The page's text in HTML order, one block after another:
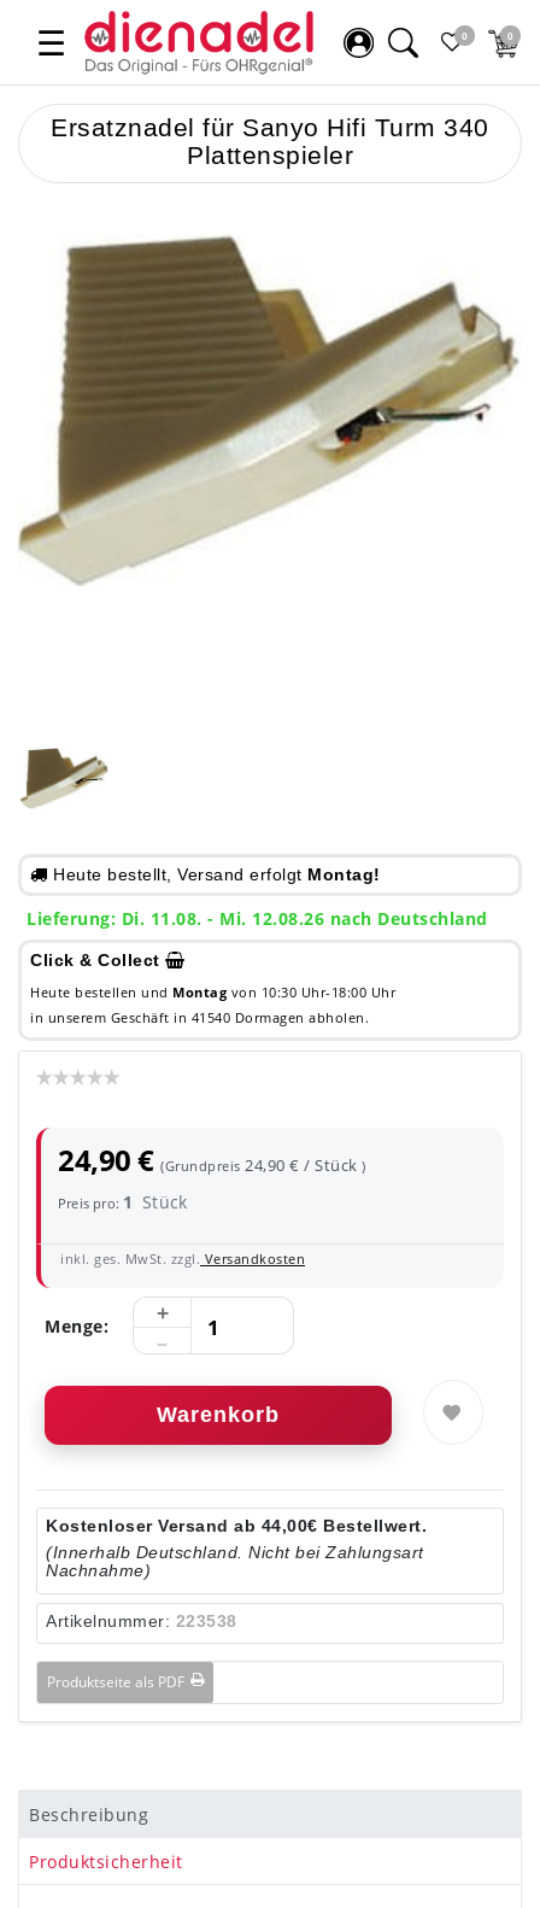
☰ 0 0
Ersatznadel für Sanyo Hifi Turm 340
Plattenspieler
Heute bestellt, Versand erfolgt Montag!
Lieferung: Di. 11.08. - Mi. 12.08.26 nach Deutschland
Click & Collect
Heute bestellen und Montag von 10:30 Uhr-18:00 Uhr
in unserem Geschäft in 41540 Dormagen abholen.
24,90 €(Grundpreis24,90 € / Stück)
Preis pro: 1 Stück
inkl. ges. MwSt. zzgl. Versandkosten
Menge:
Warenkorb
Kostenloser Versand ab 44,00€ Bestellwert.
(Innerhalb Deutschland. Nicht bei Zahlungsart
Nachnahme)
Artikelnummer: 223538
Produktseite als PDF
Beschreibung
Produktsicherheit